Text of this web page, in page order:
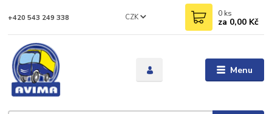
Menu
CZK
+420 543 249 338 0 ks
za 0,00 Kč